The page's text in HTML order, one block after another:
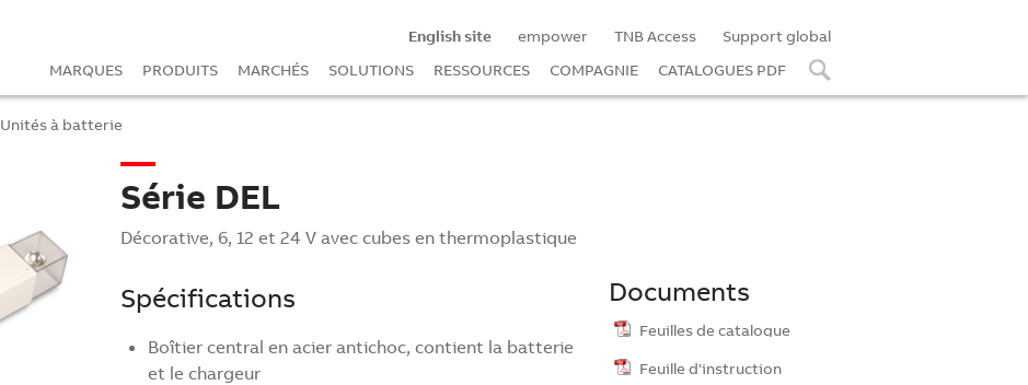
English site empower TNB Access
Support global
MARQUES
PRODUITS MARCHÉS SOLUTIONS RESSOURCES COMPAGNIE CATALOGUES PDF
Unités à batterie
Série DEL
Décorative, 6, 12 et 24 V avec cubes en thermoplastique
Spécifications
Boîtier central en acier antichoc, contient la batterie
et le chargeur
Documents
Feuilles de catalogue
Feuille d'instruction